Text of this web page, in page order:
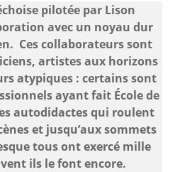
pilotée par Lison
avec un noyau dur
Ces collaborateurs sont
artistes aux horizons
atypiques : certains sont
ayant fait École de
autodidactes qui roulent
et jusqu’aux sommets
tous ont exercé mille
ils le font encore.